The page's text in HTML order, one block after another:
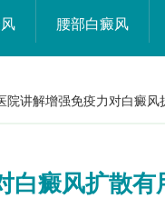
腰部白癜风
院讲解增强免疫力对白癜风
白癜风扩散有